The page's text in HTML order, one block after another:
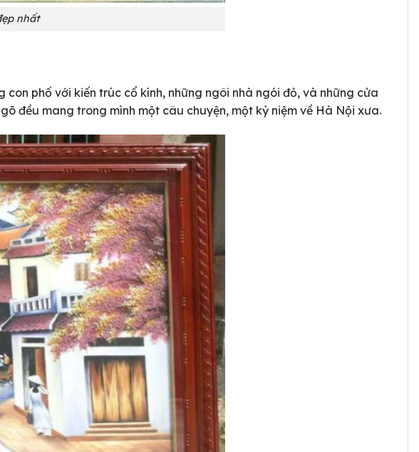
nhất
phố với kiến trúc cổ kính, những ngôi nhà ngói đỏ, và những cửa
đều mang trong mình một câu chuyện, một kỷ niệm về Hà Nội xưa.